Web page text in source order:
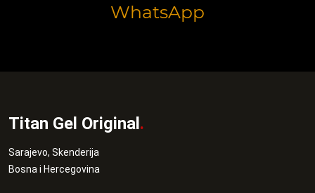
WhatsApp
Titan Gel Original.
Sarajevo, Skenderija
Bosna i Hercegovina